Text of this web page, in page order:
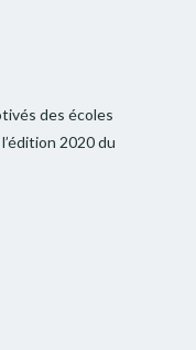
des écoles
2020 du